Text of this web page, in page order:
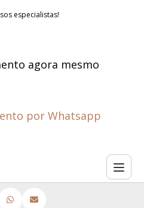
especialistas!
agora mesmo
por Whatsapp